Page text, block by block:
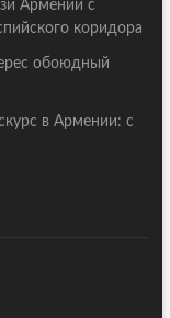
Армении с
коридора
обоюдный
в Армении: с